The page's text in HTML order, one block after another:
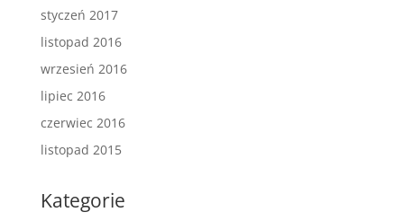
styczeń 2017
listopad 2016
wrzesień 2016
lipiec 2016
czerwiec 2016
listopad 2015
Kategorie